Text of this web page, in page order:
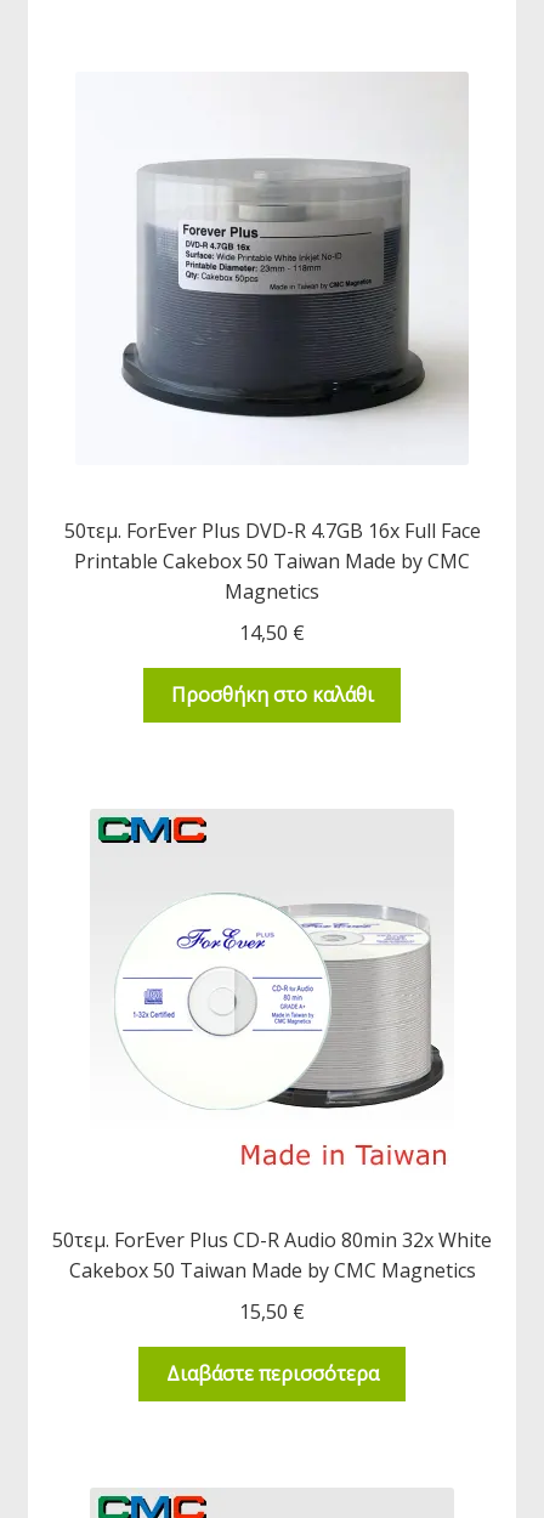
50τεμ. ForEver Plus DVD-R 4.7GB 16x Full Face
Printable Cakebox 50 Taiwan Made by CMC
Magnetics
14,50 €
Προσθήκη στο καλάθι
50τεμ. ForEver Plus CD-R Audio 80min 32x White
Cakebox 50 Taiwan Made by CMC Magnetics
15,50 €
Διαβάστε περισσότερα